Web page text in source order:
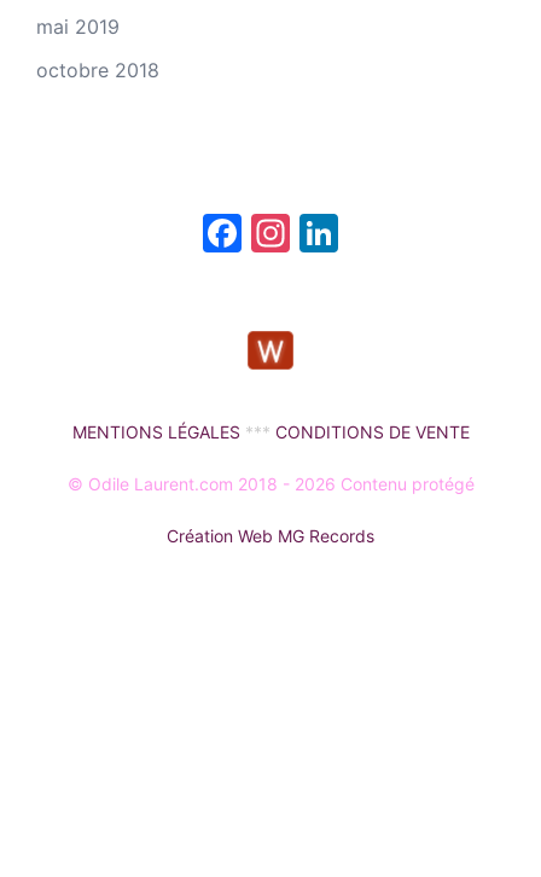
mai 2019
octobre 2018
Facebook
Instagram
MENTIONS LÉGALES *** CONDITIONS DE VENTE
© Odile Laurent.com 2018 - 2026 Contenu protégé
Création Web MG Records